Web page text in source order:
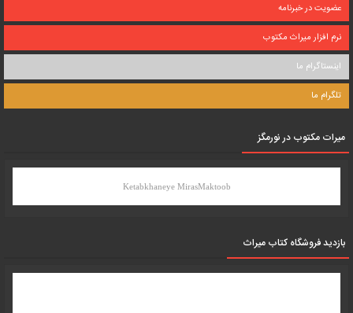
عضویت در خبرنامه
نرم افزار میراث مکتوب
اینستاگرام ما
تلگرام ما
میرات مکتوب در نورمگز
Ketabkhaneye MirasMaktoob
بازدید فروشگاه کتاب میراث